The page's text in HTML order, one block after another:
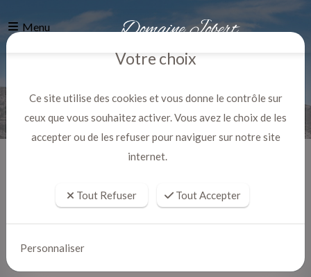
Menu
Votre choix
Ce site utilise des cookies et vous donne le contrôle sur
ceux que vous souhaitez activer. Vous avez le choix de les
accepter ou de les refuser pour naviguer sur notre site
internet.
Tout Refuser Tout Accepter
Personnaliser